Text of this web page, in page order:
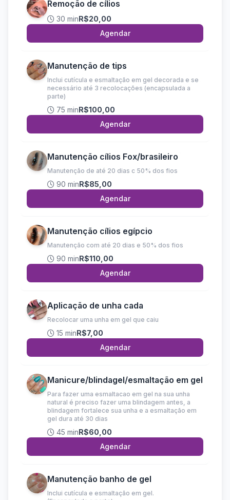
Remoção de cílios
30 minR$20,00
Agendar
Manutenção de tips
Inclui cutícula e esmaltação em gel decorada e se
necessário até 3 recolocações (encapsulada a
parte)
75 minR$100,00
Agendar
Manutenção cílios Fox/brasileiro
Manutenção de até 20 dias c 50% dos fios
90 minR$85,00
Agendar
Manutenção cílios egípcio
Manutenção com até 20 dias e 50% dos fios
90 minR$110,00
Agendar
Aplicação de unha cada
Recolocar uma unha em gel que caiu
15 minR$7,00
Agendar
Manicure/blindagel/esmaltação em gel
Para fazer uma esmaltacao em gel na sua unha
natural é preciso fazer uma blindagem antes, a
blindagem fortalece sua unha e a esmaltação em
gel dura até 30 dias
45 minR$60,00
Agendar
Manutenção banho de gel
Inclui cutícula e esmaltação em gel.